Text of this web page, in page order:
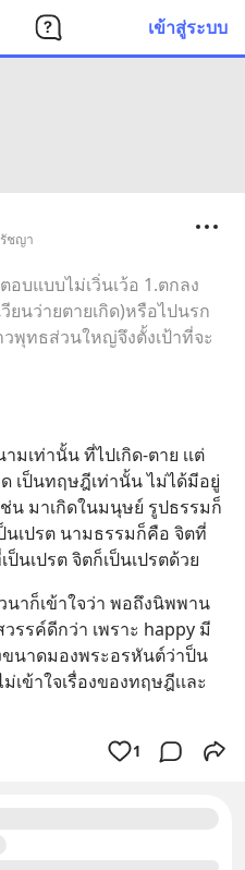
เข้าสู่ระบบ
ชญา
บแบบไม่เวิ่นเว้อ 1.ตกลง
ยนว่ายตายเกิด)หรือไปนรก
พุทธส่วนใหญ่จึงตั้งเป้าที่จะ
มเท่านั้น ที่ไปเกิด-ตาย เเต่
เป็นทฤษฎีเท่านั้น ไม่ได้มีอยู่
น มาเกิดในมนุษย์ รูปธรรมก็
นเปรต นามธรรมก็คือ จิตที่
นเปรต จิตก็เป็นเปรตด้วย
นาก็เข้าใจว่า พอถึงนิพพาน
วรรค์ดีกว่า เพราะ happy มี
นาดมองพระอรหันต์ว่าป็น
ข้าใจเรื่องของทฤษฎีเเละ
1